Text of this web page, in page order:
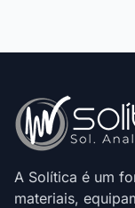
A Solítica é um
materiais,